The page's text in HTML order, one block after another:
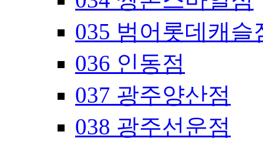
035 범어롯데캐슬
036 인동점
037 광주양산점
038 광주선운점